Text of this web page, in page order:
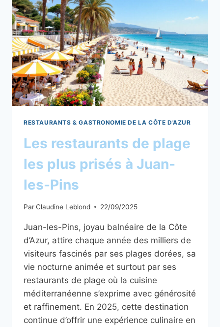
TRADITIONNELLE
RESTAURANTS & GASTRONOMIE DE LA CÔTE D'AZUR
Les restaurants de plage
les plus prisés à Juan-
les-Pins
ParClaudine Leblond 22/09/2025
Juan-les-Pins, joyau balnéaire de la Côte
d’Azur, attire chaque année des milliers de
visiteurs fascinés par ses plages dorées, sa
vie nocturne animée et surtout par ses
restaurants de plage où la cuisine
méditerranéenne s’exprime avec générosité
et raffinement. En 2025, cette destination
continue d’offrir une expérience culinaire en